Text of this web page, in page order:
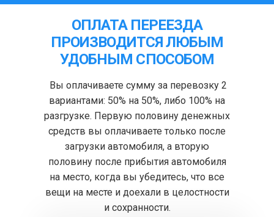
ОПЛАТА ПЕРЕЕЗДА
ПРОИЗВОДИТСЯ ЛЮБЫМ
УДОБНЫМ СПОСОБОМ
Вы оплачиваете сумму за перевозку 2
вариантами: 50% на 50%, либо 100% на
разгрузке. Первую половину денежных
средств вы оплачиваете только после
загрузки автомобиля, а вторую
половину после прибытия автомобиля
на место, когда вы убедитесь, что все
вещи на месте и доехали в целостности
и сохранности.